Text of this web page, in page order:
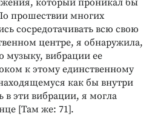
прошествии многих
сосредотачивать всю свою
центре, я обнаружила,
музыку, вибрации ее
к этому единственному
как бы внутри
в эти вибрации, я могла
[Там же: 71].